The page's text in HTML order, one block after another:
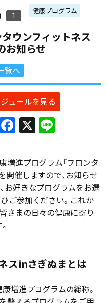
1
健康プログラム
ウンフィットネス
お知らせ
覧へ
ュールを見る
Facebook
X
増進プログラム「フロンタ
開催しますので、お知らせ
お好きなプログラムをお選
ご参加ください。これか
さまの日々の健康に寄り
スinさぎぬまとは
増進プログラムの総称。